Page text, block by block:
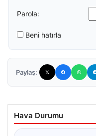
Parola:
Beni hatırla
Paylaş:
Hava Durumu